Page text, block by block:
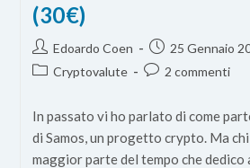
(30€)
Autore
dell'articolo:
Edoardo Coen
Articolo
pubblicato:
25 Gennaio
Categoria
Cryptovalute
Commenti
2 commenti
In passato vi ho parlato di come
di Samos, un progetto crypto. Ma chi
maggior parte del tempo che dedico